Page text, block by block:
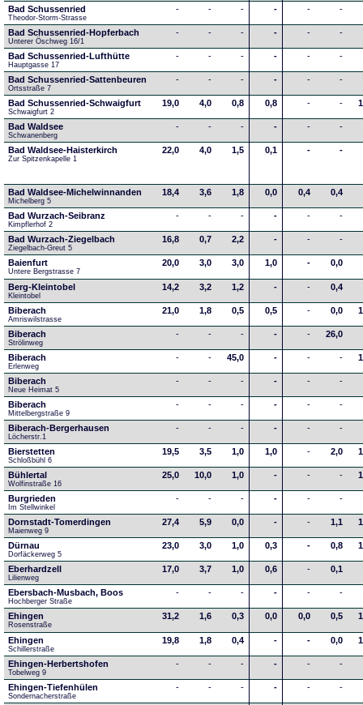
Bad Schussenried
Theodor-Storm-Strasse
- - - - - -
Bad Schussenried-Hopferbach
Unterer Öschweg 16/1
- - - - - -
Bad Schussenried-Lufthütte
Hauptgasse 17
- - - - - -
Bad Schussenried-Sattenbeuren
Ortsstraße 7
- - - - - -
Bad Schussenried-Schwaigfurt
Schwaigfurt 2
19,0 4,0 0,8 0,8 - -
Bad Waldsee
Schwanenberg
- - - - - -
Bad Waldsee-Haisterkirch
Zur Spitzenkapelle 1
22,0 4,0 1,5 0,1 - -
Bad Waldsee-Michelwinnanden
Michelberg 5
18,4 3,6 1,8 0,0 0,4 0,4
Bad Wurzach-Seibranz
Kimpflerhof 2
- - - - - -
Bad Wurzach-Ziegelbach
Ziegelbach-Greut 5
16,8 0,7 2,2 - - -
Baienfurt
Untere Bergstrasse 7
20,0 3,0 3,0 1,0 - 0,0
Berg-Kleintobel
Kleintobel
14,2 3,2 1,2 - - 0,4
Biberach
Amriswilstrasse
21,0 1,8 0,5 0,5 - 0,0
Biberach
Strölinweg
- - - - - 26,0
Biberach
Erlenweg
- - 45,0 - - -
Biberach
Neue Heimat 5
- - - - - -
Biberach
Mittelbergstraße 9
- - - - - -
Biberach-Bergerhausen
Löcherstr.1
- - - - - -
Bierstetten
Schloßbühl 6
19,5 3,5 1,0 1,0 - 2,0
Bühlertal
Wolfinstraße 16
25,0 10,0 1,0 - - -
Burgrieden
Im Stellwinkel
- - - - - -
Dornstadt-Tomerdingen
Maienweg 9
27,4 5,9 0,0 - - 1,1
Dürnau
Dorfäckerweg 5
23,0 3,0 1,0 0,3 - 0,8
Eberhardzell
Lilienweg
17,0 3,7 1,0 0,6 - 0,1
Ebersbach-Musbach, Boos
Hochberger Straße
- - - - - -
Ehingen
Rosenstraße
31,2 1,6 0,3 0,0 0,0 0,5
Ehingen
Schillerstraße
19,8 1,8 0,4 - - 0,0
Ehingen-Herbertshofen
Tobelweg 9
- - - - - -
Ehingen-Tiefenhülen
Sondernacherstraße
- - - - - -